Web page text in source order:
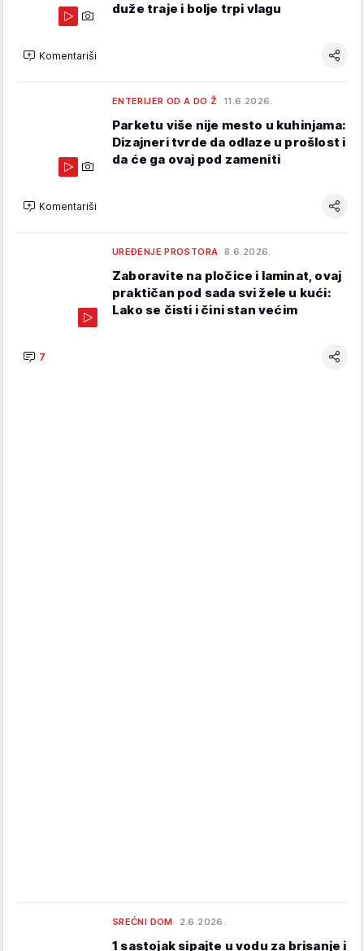
duže traje i bolje trpi vlagu
Komentariši
ENTERIJER OD A DO Ž 11.6.2026.
Parketu više nije mesto u kuhinjama:
Dizajneri tvrde da odlaze u prošlost i
da će ga ovaj pod zameniti
Komentariši
UREĐENJE PROSTORA 8.6.2026.
Zaboravite na pločice i laminat, ovaj
praktičan pod sada svi žele u kući:
Lako se čisti i čini stan većim
7
SREĆNI DOM 2.6.2026.
1 sastojak sipajte u vodu za brisanje i